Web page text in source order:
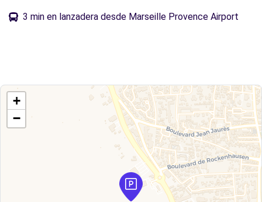
3 min en lanzadera desde Marseille Provence Airport
+
−